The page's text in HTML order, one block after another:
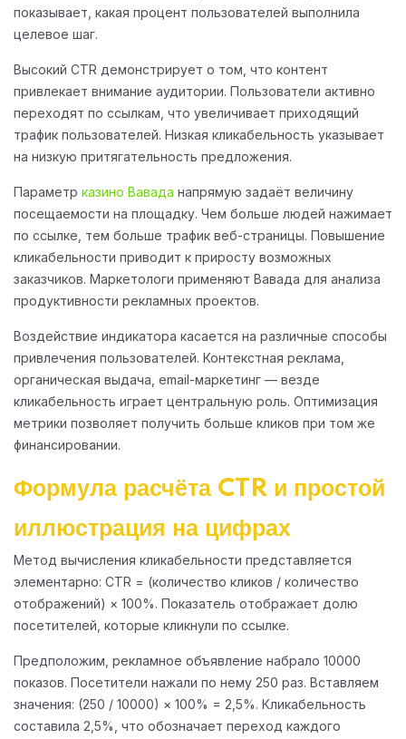
показывает, какая процент пользователей выполнила
целевое шаг.
Высокий CTR демонстрирует о том, что контент
привлекает внимание аудитории. Пользователи активно
переходят по ссылкам, что увеличивает приходящий
трафик пользователей. Низкая кликабельность указывает
на низкую притягательность предложения.
Параметр казино Вавада напрямую задаёт величину
посещаемости на площадку. Чем больше людей нажимает
по ссылке, тем больше трафик веб-страницы. Повышение
кликабельности приводит к приросту возможных
заказчиков. Маркетологи применяют Вавада для анализа
продуктивности рекламных проектов.
Воздействие индикатора касается на различные способы
привлечения пользователей. Контекстная реклама,
органическая выдача, email-маркетинг — везде
кликабельность играет центральную роль. Оптимизация
метрики позволяет получить больше кликов при том же
финансировании.
Формула расчёта CTR и простой
иллюстрация на цифрах
Метод вычисления кликабельности представляется
элементарно: CTR = (количество кликов / количество
отображений) × 100%. Показатель отображает долю
посетителей, которые кликнули по ссылке.
Предположим, рекламное объявление набрало 10000
показов. Посетители нажали по нему 250 раз. Вставляем
значения: (250 / 10000) × 100% = 2,5%. Кликабельность
составила 2,5%, что обозначает переход каждого